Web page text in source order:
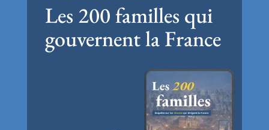
Les 200 familles qui
gouvernent la France